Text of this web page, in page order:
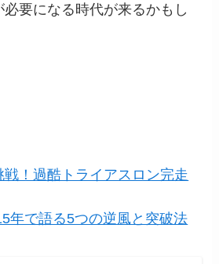
要になる時代が来るかもし
戦！過酷トライアスロン完走
年で語る5つの逆風と突破法